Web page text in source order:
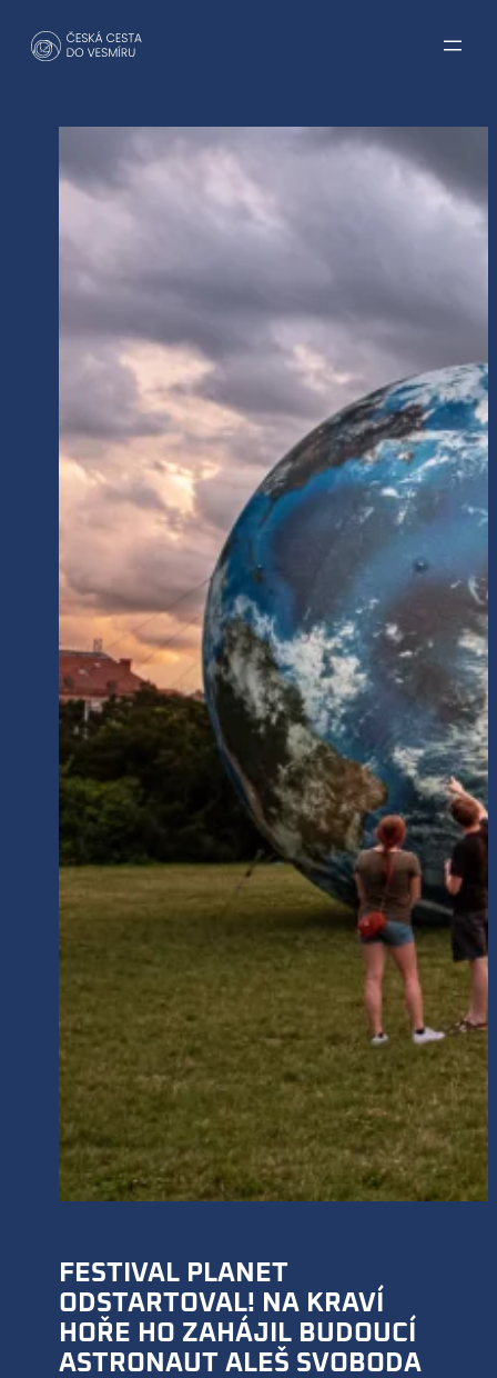
FESTIVAL PLANET
ODSTARTOVAL! NA KRAVÍ
HOŘE HO ZAHÁJIL BUDOUCÍ
ASTRONAUT ALEŠ SVOBODA